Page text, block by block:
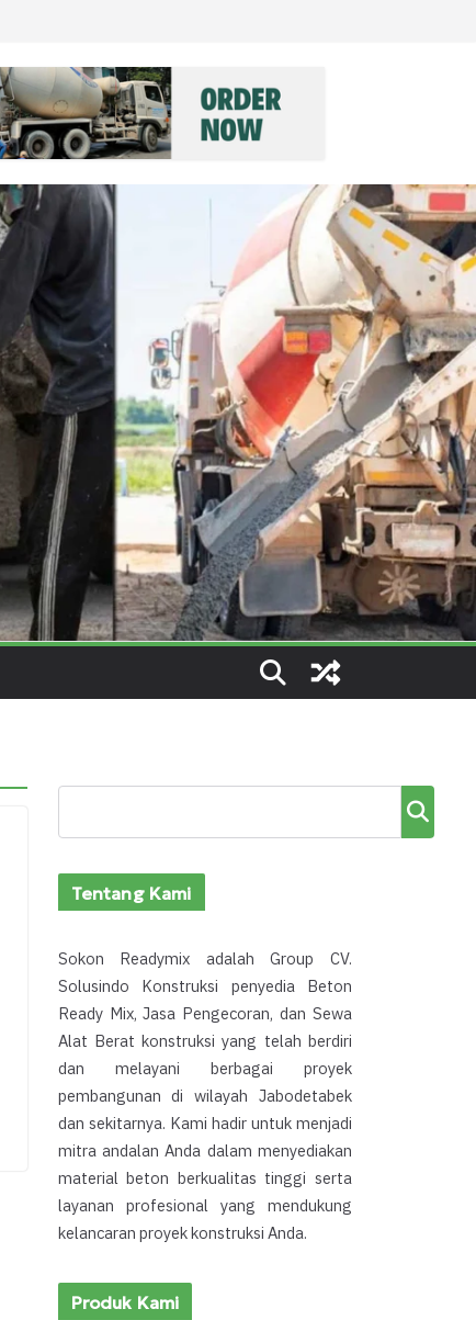
Cari
Tentang Kami
Sokon Readymix adalah Group CV.
Solusindo Konstruksi penyedia Beton
Ready Mix, Jasa Pengecoran, dan Sewa
Alat Berat konstruksi yang telah berdiri
dan melayani berbagai proyek
pembangunan di wilayah Jabodetabek
dan sekitarnya. Kami hadir untuk menjadi
mitra andalan Anda dalam menyediakan
material beton berkualitas tinggi serta
layanan profesional yang mendukung
kelancaran proyek konstruksi Anda.
Produk Kami